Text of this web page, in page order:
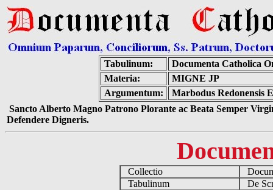
Tabulinum:
Documenta Catholica
Materia:
MIGNE JP
Argumentum:
Marbodus Redonensis
Sancto Alberto Magno Patrono Plorante ac Beata Semper
Defendere Digneris.
Collectio
Tabulinum
De